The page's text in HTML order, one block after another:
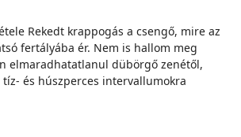
Rekedt krappogás a csengő, mire az
fertályába ér. Nem is hallom meg
elmaradhatatlanul dübörgő zenétől,
és húszperces intervallumokra